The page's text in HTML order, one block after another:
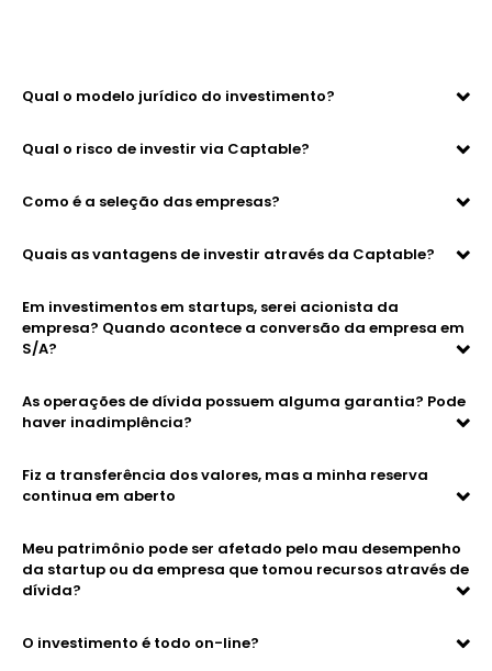
Qual o modelo jurídico do investimento?
Qual o risco de investir via Captable?
Como é a seleção das empresas?
Quais as vantagens de investir através da Captable?
Em investimentos em startups, serei acionista da
empresa? Quando acontece a conversão da empresa em
S/A?
As operações de dívida possuem alguma garantia? Pode
haver inadimplência?
Fiz a transferência dos valores, mas a minha reserva
continua em aberto
Meu patrimônio pode ser afetado pelo mau desempenho
da startup ou da empresa que tomou recursos através de
dívida?
O investimento é todo on-line?